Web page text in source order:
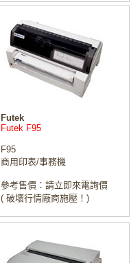
Futek
Futek F95
F95
商用印表/事務機
參考售價：請立即來電詢價
( 破壞行情廠商施壓！)